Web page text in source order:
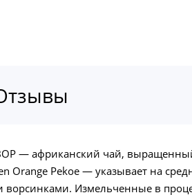
— африканский чай,
Orange Pekoe — указывает на
Измельченные в